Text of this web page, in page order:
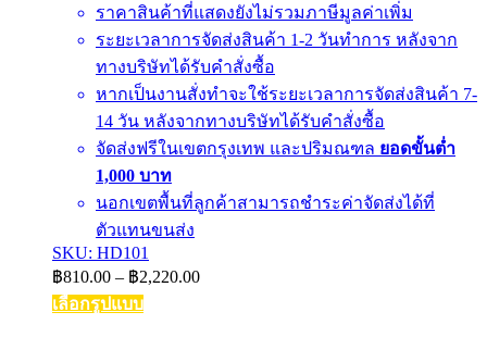
ราคาสินค้าที่แสดงยังไม่รวมภาษีมูลค่าเพิ่ม
ระยะเวลาการจัดส่งสินค้า 1-2 วันทำการ หลังจาก
ทางบริษัทได้รับคำสั่งซื้อ
หากเป็นงานสั่งทำจะใช้ระยะเวลาการจัดส่งสินค้า 7-
14 วัน หลังจากทางบริษัทได้รับคำสั่งซื้อ
จัดส่งฟรีในเขตกรุงเทพ และปริมณฑล ยอดขั้นต่ำ
1,000 บาท
นอกเขตพื้นที่ลูกค้าสามารถชำระค่าจัดส่งได้ที่
ตัวแทนขนส่ง
SKU: HD101
฿810.00 – ฿2,220.00Price
เลือกรูปแบบ